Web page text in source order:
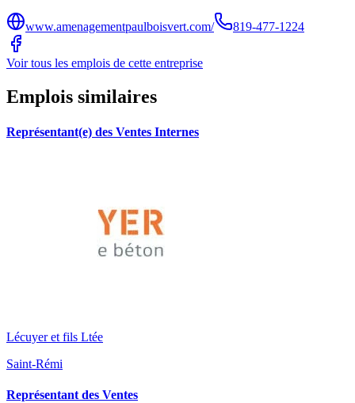
www.amenagementpaulboisvert.com/ 819-477-1224
Voir tous les emplois de cette entreprise
Emplois similaires
Représentant(e) des Ventes Internes
Lécuyer et fils Ltée
Saint-Rémi
Représentant des Ventes